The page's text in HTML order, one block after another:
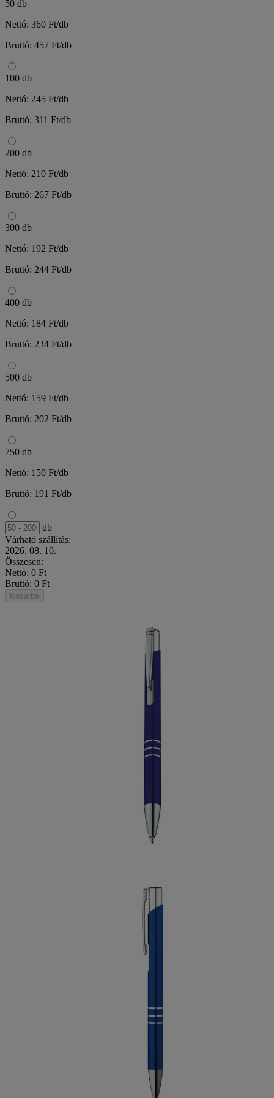
50 db
Nettó: 360 Ft/db
Bruttó: 457 Ft/db
100 db
Nettó: 245 Ft/db
Bruttó: 311 Ft/db
200 db
Nettó: 210 Ft/db
Bruttó: 267 Ft/db
300 db
Nettó: 192 Ft/db
Bruttó: 244 Ft/db
400 db
Nettó: 184 Ft/db
Bruttó: 234 Ft/db
500 db
Nettó: 159 Ft/db
Bruttó: 202 Ft/db
750 db
Nettó: 150 Ft/db
Bruttó: 191 Ft/db
db
Várható szállítás:
2026. 08. 10.
Összesen:
Nettó: 0 Ft
Bruttó: 0 Ft
Kosárba